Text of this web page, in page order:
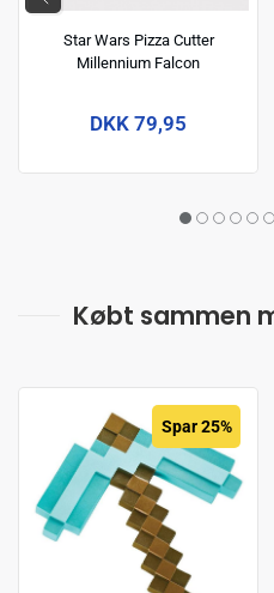
Star Wars Pizza Cutter
Millennium Falcon
DKK 79,95
Købt sammen
Spar 25%